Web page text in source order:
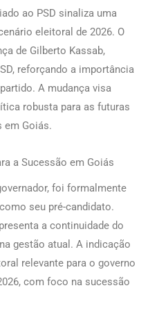
ao PSD sinaliza uma
eleitoral de 2026. O
de Gilberto Kassab,
reforçando a importância
A mudança visa
robusta para as futuras
em Goiás.
a Sucessão em Goiás
foi formalmente
seu pré-candidato.
a continuidade do
gestão atual. A indicação
relevante para o governo
com foco na sucessão